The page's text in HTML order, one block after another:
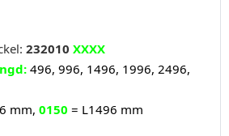
232010 XXXX
496, 996, 1496, 1996, 2496,
mm, 0150 = L1496 mm